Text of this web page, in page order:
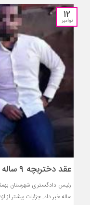
12
نوامبر
عقد دختربچه ۹ ساله با پسر ۳۰ ساله در بهمئی !